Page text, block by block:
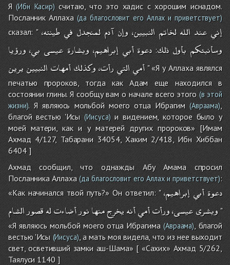
Я(Ибн Касир)считаю, что это хадис с хорошим иснадом.
Посланник Аллаха(да благословит его Аллах и приветствует)
сказал: " إني عند الله لخاتم النبيين،وإن آدم لمنجدل في طينته،
وسأنبئكم بأول ذلك:دعوة أبي إبراهيم،وبشارة عيسى بي،ورؤيا
أميالتيرأت،وكذلكأمهاتالنبيينيرين
" «Я у Аллаха являлся
печатью пророков, тогда как Адам еще находился в
состоянии глины. Я сообщу вам о начале всего этого(в этой
жизни). Я являюсь мольбой моего отца Ибрагим(Авраама)
благой вестью 'Исы (Иисуса)и видением, которое было у
моей матери, как и у матерей других пророков» [Имам
Ахмад 4/127, Табарани 34054, Хаким 2/418, Ибн Хиббан
6404 ]
Ахмад сообщил, что однажды Абу Амама спросил
Посланника Аллаха(да благословит его Аллах и приветствует):
«Как начинался твой путь?» Он ответил: "
دعوةأبي إبراهيم،
وبشرىعيسى،ورأتأميأنهيخرجمنهانورأضاءتلهقصورالشام
"
«Я являюсь мольбой моего отца Ибрагима(Авраама) , благой
вестью 'Исы (Иисуса), а мать моя видела, что из нее выходит
свет, осветивший замки аш-Шама» [ «Сахих» Ахмад 5/262,
Таялуси 1140 ]